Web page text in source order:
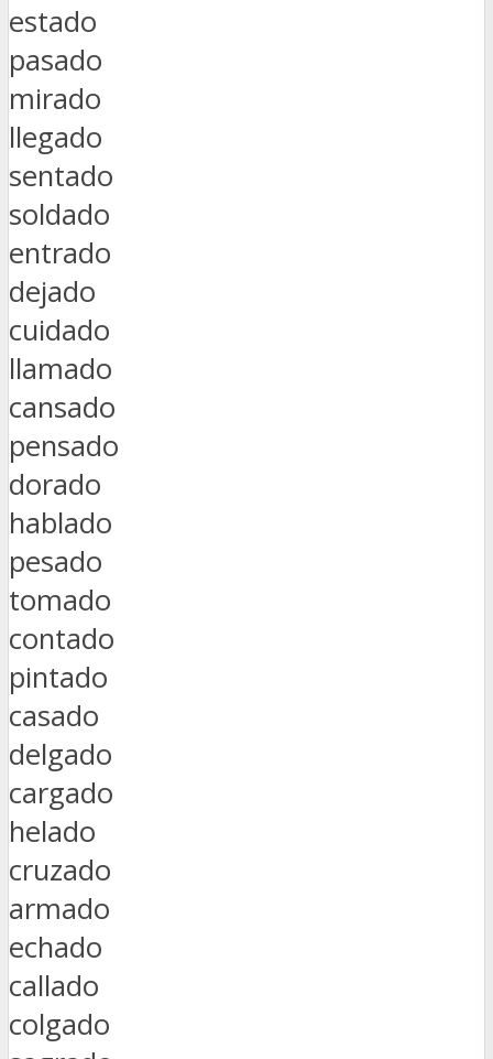
estado
pasado
mirado
llegado
sentado
soldado
entrado
dejado
cuidado
llamado
cansado
pensado
dorado
hablado
pesado
tomado
contado
pintado
casado
delgado
cargado
helado
cruzado
armado
echado
callado
colgado